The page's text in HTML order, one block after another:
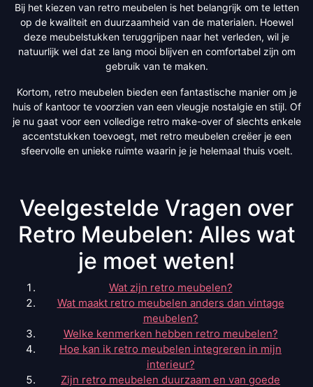
Bij het kiezen van retro meubelen is het belangrijk om te letten
op de kwaliteit en duurzaamheid van de materialen. Hoewel
deze meubelstukken teruggrijpen naar het verleden, wil je
natuurlijk wel dat ze lang mooi blijven en comfortabel zijn om
gebruik van te maken.
Kortom, retro meubelen bieden een fantastische manier om je
huis of kantoor te voorzien van een vleugje nostalgie en stijl. Of
je nu gaat voor een volledige retro make-over of slechts enkele
accentstukken toevoegt, met retro meubelen creëer je een
sfeervolle en unieke ruimte waarin je je helemaal thuis voelt.
Veelgestelde Vragen over
Retro Meubelen: Alles wat
je moet weten!
Wat zijn retro meubelen?
Wat maakt retro meubelen anders dan vintage
meubelen?
Welke kenmerken hebben retro meubelen?
Hoe kan ik retro meubelen integreren in mijn
interieur?
Zijn retro meubelen duurzaam en van goede